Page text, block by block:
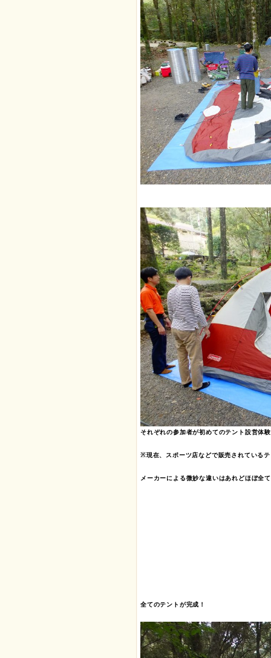
それぞれの参加者が初めてのテント設営体
※現在、スポーツ店などで販売されている
メーカーによる微妙な違いはあれどほぼ全
全てのテントが完成！